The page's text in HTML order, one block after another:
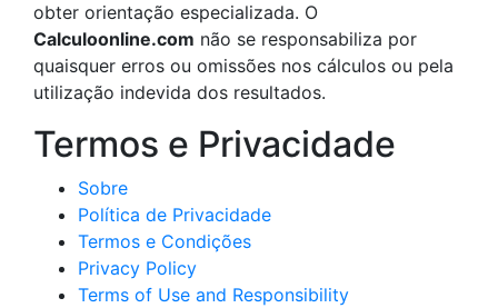
obter orientação especializada. O
Calculoonline.com não se responsabiliza por
quaisquer erros ou omissões nos cálculos ou pela
utilização indevida dos resultados.
Termos e Privacidade
Sobre
Política de Privacidade
Termos e Condições
Privacy Policy
Terms of Use and Responsibility